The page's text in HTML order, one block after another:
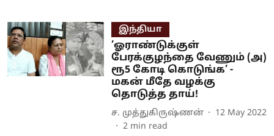
இந்தியா
’ஓராண்டுக்குள்
பேரக்குழந்தை வேணும் (அ)
ரூ5 கோடி கொடுங்க’ -
மகன் மீதே வழக்கு
தொடுத்த தாய்!
ச. முத்துகிருஷ்ணன்
12 May 2022
2 min read